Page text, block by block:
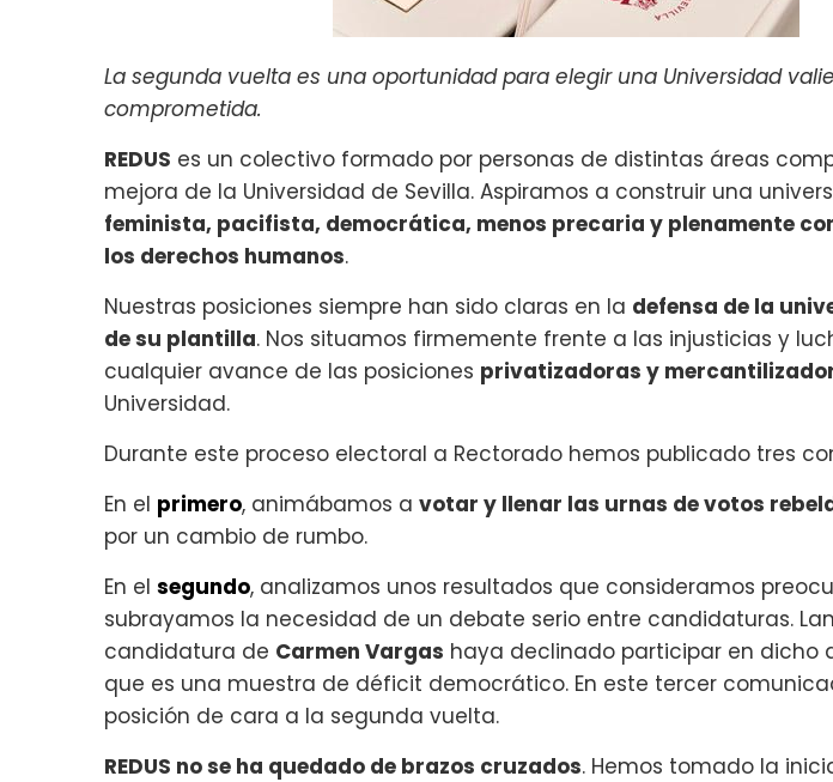
La segunda vuelta es una oportunidad para elegir una Universidad
comprometida.
REDUS es un colectivo formado por personas de distintas áreas
mejora de la Universidad de Sevilla. Aspiramos a construir una
feminista, pacifista, democrática, menos precaria y plenamente
los derechos humanos.
Nuestras posiciones siempre han sido claras en la defensa de la
de su plantilla. Nos situamos firmemente frente a las injusticias y
cualquier avance de las posiciones privatizadoras y
Universidad.
Durante este proceso electoral a Rectorado hemos publicado tres
En el primero, animábamos a votar y llenar las urnas de votos
por un cambio de rumbo.
En el segundo, analizamos unos resultados que consideramos
subrayamos la necesidad de un debate serio entre candidaturas.
candidatura de Carmen Vargas haya declinado participar en dicho
que es una muestra de déficit democrático. En este tercer
posición de cara a la segunda vuelta.
REDUS no se ha quedado de brazos cruzados. Hemos tomado la